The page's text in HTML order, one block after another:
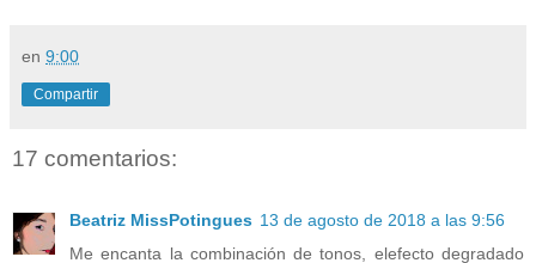
en 9:00
Compartir
17 comentarios:
Beatriz MissPotingues 13 de agosto de 2018 a las 9:56
Me encanta la combinación de tonos, elefecto degradado